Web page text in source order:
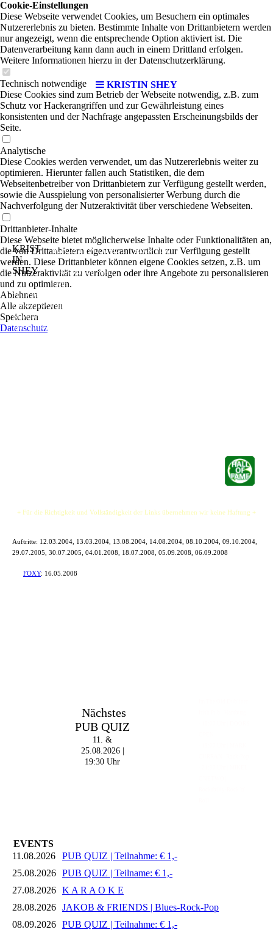
KRISTIN SHEY
KRIST
IN
SHEY
KRISTIN SHEY |Rock-Pop
Wer ist Kristin Shey?
Gute frage. die im Mai 1985 in Bielefeld geborene Künstlerin ist auf der
Suche nach genau der Antwort. Ständig sucht sie nach neuen kreativen
Herausforderungen. nach den Jahren der Kindheit, geprägt vom klassischen
Klavierunterricht, fiel ihr die Gitarre in die Hand und inspiriert von Künstlern wie Joni
Mitchell oder Bob Dylan zog es sie mit zarten 15 Jahren auf die Bühne.
+ Für die Richtigkeit und Vollständigkeit der Links übernehmen wir keine Haftung +
Auftritte: 12.03.2004, 13.03.2004, 13.08.2004, 14.08.2004, 08.10.2004, 09.10.2004,
29.07.2005, 30.07.2005, 04.01.2008, 18.07.2008, 05.09.2008, 06.09.2008
FOXY: 16.05.2008
Nächstes
PUB QUIZ
11. &
25.08.2026 |
19:30 Uhr
EVENTS
11.08.2026
PUB QUIZ | Teilnahme: € 1,-
25.08.2026 PUB QUIZ | Teilname: € 1,-
27.08.2026 K A R A O K E
28.08.2026 JAKOB & FRIENDS | Blues-Rock-Pop
08.09.2026 PUB QUIZ | Teilnahme: € 1,-
Cookie-Einstellungen
Diese Webseite verwendet Cookies, um Besuchern ein optimales
Nutzererlebnis zu bieten. Bestimmte Inhalte von Drittanbietern werden
nur angezeigt, wenn die entsprechende Option aktiviert ist. Die
Datenverarbeitung kann dann auch in einem Drittland erfolgen.
Weitere Informationen hierzu in der Datenschutzerklärung.
Technisch notwendige
Diese Cookies sind zum Betrieb der Webseite notwendig, z.B. zum
Schutz vor Hackerangriffen und zur Gewährleistung eines
konsistenten und der Nachfrage angepassten Erscheinungsbilds der
Seite.
Analytische
Diese Cookies werden verwendet, um das Nutzererlebnis weiter zu
optimieren. Hierunter fallen auch Statistiken, die dem
Webseitenbetreiber von Drittanbietern zur Verfügung gestellt werden,
sowie die Ausspielung von personalisierter Werbung durch die
Nachverfolgung der Nutzeraktivität über verschiedene Webseiten.
Drittanbieter-Inhalte
Diese Webseite bietet möglicherweise Inhalte oder Funktionalitäten an,
die von Drittanbietern eigenverantwortlich zur Verfügung gestellt
werden. Diese Drittanbieter können eigene Cookies setzen, z.B. um
die Nutzeraktivität zu verfolgen oder ihre Angebote zu personalisieren
und zu optimieren.
Ablehnen
Alle akzeptieren
Speichern
Datenschutz